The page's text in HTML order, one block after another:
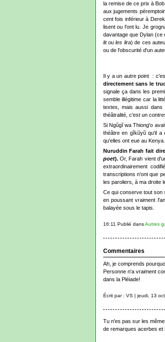
la remise de ce prix à
aux jugements
cent fois inférieur à
lisent ou l'ont lu. Je
davantage que Dylan
lit ou les lira) de ces
ou de l'obscurité d'un
Il y a un autre point :
directement sans le
signale ça dans les
semble illégitime car la
textes, mais aussi
théâtralité, c'est un
Si Ngũgĩ wa Thiong'o
théâtre en gĩkũyũqu'il a
qu'elles ont eue au Kenya.
Nuruddin Farah fait
poet).Or, Farah vient
extraordinairement
transcriptions n'ont que
les paroliers, à ma droite
Ce qui conserve tout son
en poussant vraiment
balayée sous le tapis.
16:11 Publié dansAutres
Commentaires
Ah, je comprends
Personne n'a vraiment
dans la Pléiade!
Écrit par : VS | jeudi, 13
Tu n'es pas sur les
de remarques acerbes et